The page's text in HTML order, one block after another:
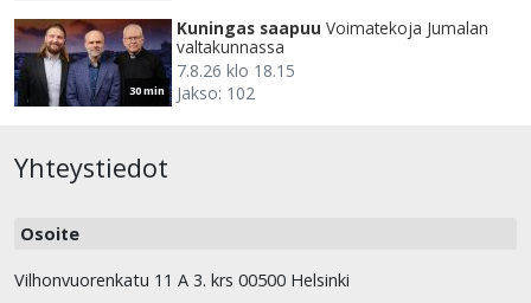
30 min
Kuningas saapuu Voimatekoja Jumalan
valtakunnassa
7.8.26 klo 18.15
Jakso: 102
Yhteystiedot
Osoite
Vilhonvuorenkatu 11 A 3. krs 00500 Helsinki